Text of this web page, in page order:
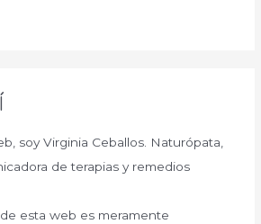
soy Virginia Ceballos. Naturópata,
de terapias y remedios
esta web es meramente